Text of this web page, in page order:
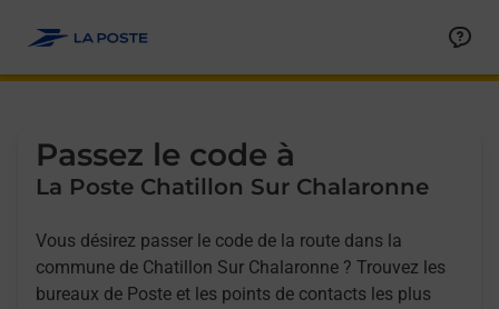
Passez le code à
La Poste Chatillon Sur Chalaronne
Vous désirez passer le code de la route dans la
commune de Chatillon Sur Chalaronne ? Trouvez les
bureaux de Poste et les points de contacts les plus